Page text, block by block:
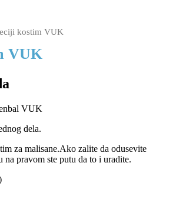
kostim VUK
VUK
VUK
dela.
za malisane.Ako zalite da odusevite
na pravom ste putu da to i uradite.